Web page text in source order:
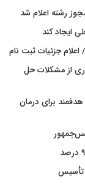
رشته اعلام شد
ایجاد کند
جزئیات ثبت نام
از مشکلات حل
برای درمان
تأسیس